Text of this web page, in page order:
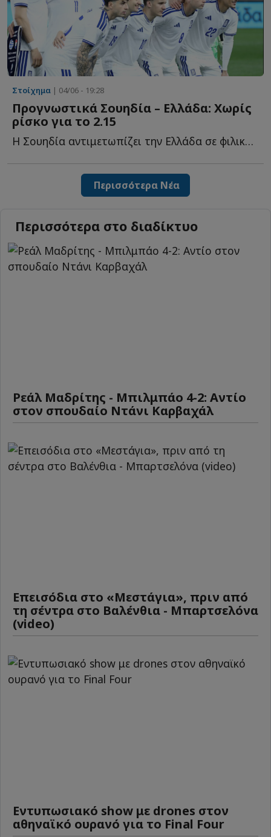
Στοίχημα | 04/06 - 19:28
Προγνωστικά Σουηδία – Ελλάδα: Χωρίς
ρίσκο για το 2.15
Η Σουηδία αντιμετωπίζει την Ελλάδα σε φιλική αναμέτρηση, μ...
Περισσότερα Νέα
Περισσότερα στο διαδίκτυο
Ρεάλ Μαδρίτης - Μπιλμπάο 4-2: Αντίο
στον σπουδαίο Ντάνι Καρβαχάλ
Επεισόδια στο «Μεστάγια», πριν από
τη σέντρα στο Βαλένθια - Μπαρτσελόνα
(video)
Εντυπωσιακό show με drones στον
αθηναϊκό ουρανό για το Final Four